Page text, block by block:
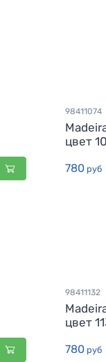
98411074
цвет
780 руб
98411132
цвет
780 руб